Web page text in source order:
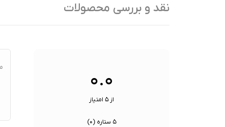
ظرفیت:
سنسورها:
نقد و بررسی محصولات
۰.۰
از ۵ امتیاز
۵ ستاره ( ۰)